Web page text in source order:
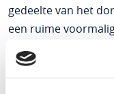
gedeelte van het
een ruime
hier een oude
is het pand